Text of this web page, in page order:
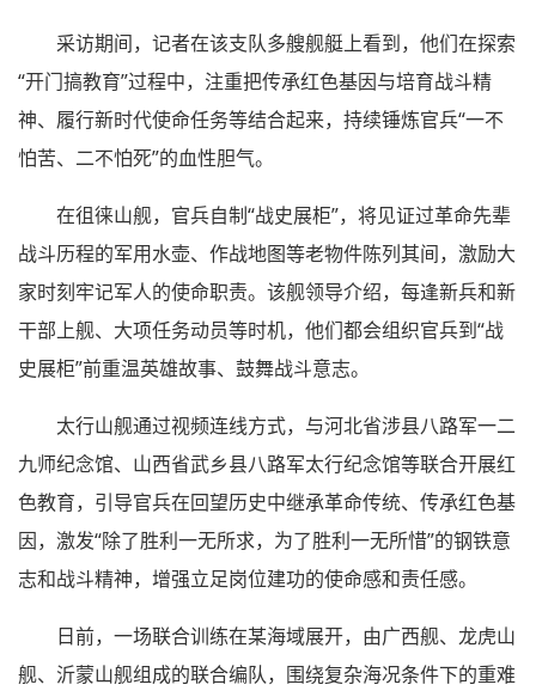
采访期间，记者在该支队多艘舰艇上看到，他们在探索
“开门搞教育”过程中，注重把传承红色基因与培育战斗精
神、履行新时代使命任务等结合起来，持续锤炼官兵“一不
怕苦、二不怕死”的血性胆气。
在徂徕山舰，官兵自制“战史展柜”，将见证过革命先辈
战斗历程的军用水壶、作战地图等老物件陈列其间，激励大
家时刻牢记军人的使命职责。该舰领导介绍，每逢新兵和新
干部上舰、大项任务动员等时机，他们都会组织官兵到“战
史展柜”前重温英雄故事、鼓舞战斗意志。
太行山舰通过视频连线方式，与河北省涉县八路军一二
九师纪念馆、山西省武乡县八路军太行纪念馆等联合开展红
色教育，引导官兵在回望历史中继承革命传统、传承红色基
因，激发“除了胜利一无所求，为了胜利一无所惜”的钢铁意
志和战斗精神，增强立足岗位建功的使命感和责任感。
日前，一场联合训练在某海域展开，由广西舰、龙虎山
舰、沂蒙山舰组成的联合编队，围绕复杂海况条件下的重难